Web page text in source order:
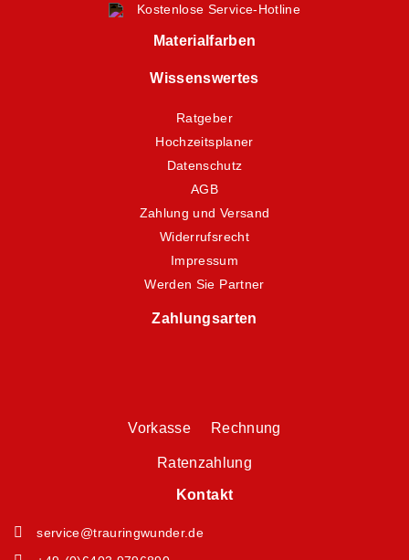
Kostenlose Service-Hotline
Materialfarben
Wissenswertes
Ratgeber
Hochzeitsplaner
Datenschutz
AGB
Zahlung und Versand
Widerrufsrecht
Impressum
Werden Sie Partner
Zahlungsarten
Vorkasse Rechnung
Ratenzahlung
Kontakt
service@trauringwunder.de